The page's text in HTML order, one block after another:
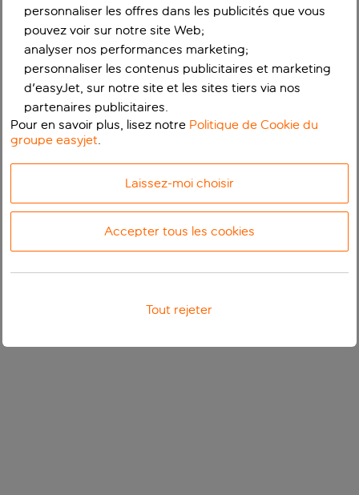
personnaliser les offres dans les publicités que vous
pouvez voir sur notre site Web;
analyser nos performances marketing;
personnaliser les contenus publicitaires et marketing
d'easyJet, sur notre site et les sites tiers via nos
partenaires publicitaires.
Pour en savoir plus, lisez notre Politique de Cookie du
groupe easyjet.
Laissez-moi choisir
Accepter tous les cookies
Tout rejeter